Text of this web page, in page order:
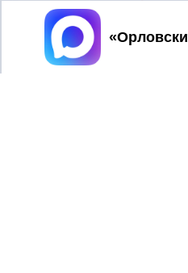
Принять